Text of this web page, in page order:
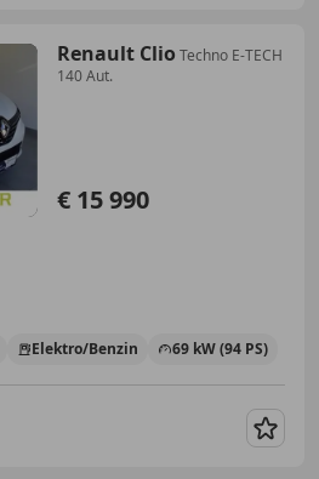
Renault Clio Techno E-TECH
140 Aut.
€ 15 990
Elektro/Benzin 69 kW (94 PS)